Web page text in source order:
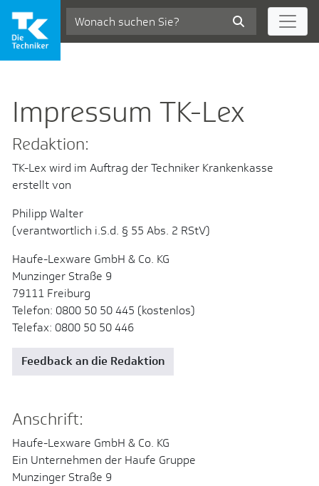
Zum Hauptinhalt springen
impressum
Impressum TK-Lex
Redaktion:
TK-Lex wird im Auftrag der Techniker Krankenkasse
erstellt von
Philipp Walter
(verantwortlich i.S.d. § 55 Abs. 2 RStV)
Haufe-Lexware GmbH & Co. KG
Munzinger Straße 9
79111 Freiburg
Telefon: 0800 50 50 445 (kostenlos)
Telefax: 0800 50 50 446
Feedback an die Redaktion
Anschrift:
Haufe-Lexware GmbH & Co. KG
Ein Unternehmen der Haufe Gruppe
Munzinger Straße 9